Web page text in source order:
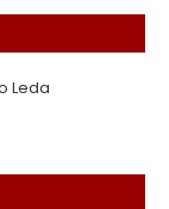
Leda